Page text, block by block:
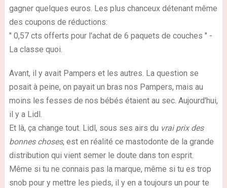
gagner quelques euros. Les plus chanceux détenant même
des coupons de réductions:
" 0,57 cts offerts pour l'achat de 6 paquets de couches " -
La classe quoi.
Avant, il y avait Pampers et les autres. La question se
posait à peine, on payait un bras nos Pampers, mais au
moins les fesses de nos bébés étaient au sec. Aujourd'hui,
il y a Lidl.
Et là, ça change tout. Lidl, sous ses airs du vrai prix des
bonnes choses, est en réalité ce mastodonte de la grande
distribution qui vient semer le doute dans ton esprit.
Même si tu ne connais pas la marque, même si tu es trop
snob pour y mettre les pieds, il y en a toujours un pour te